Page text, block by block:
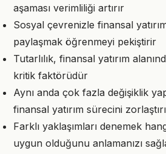
aşaması verimliliği artırır
Sosyal çevrenizle finansal
paylaşmak öğrenmeyi pekiştirir
Tutarlılık, finansal yatırım
kritik faktörüdür
Aynı anda çok fazla değişiklik
finansal yatırım sürecini
Farklı yaklaşımları denemek
uygun olduğunu anlamanızı